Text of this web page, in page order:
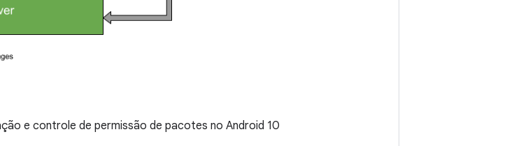
e controle de permissão de pacotes no Android 10